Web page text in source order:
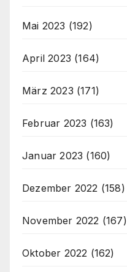
Mai 2023 (192)
April 2023 (164)
März 2023 (171)
Februar 2023 (163)
Januar 2023 (160)
Dezember 2022 (158)
November 2022 (167)
Oktober 2022 (162)